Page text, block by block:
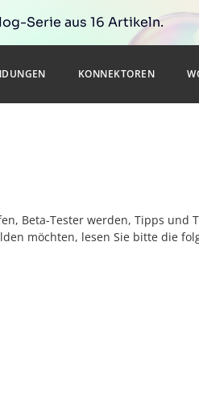
Serie aus 16 Artikeln.
KONNEKTOREN
Beta-Tester werden, Tipps und
möchten, lesen Sie bitte die